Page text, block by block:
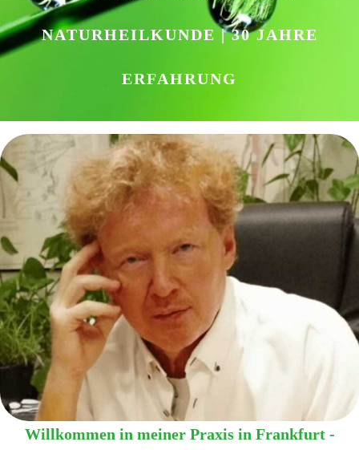
NATURHEILKUNDE | 30 JAHRE
ERFAHRUNG
Willkommen in meiner Praxis in Frankfurt -